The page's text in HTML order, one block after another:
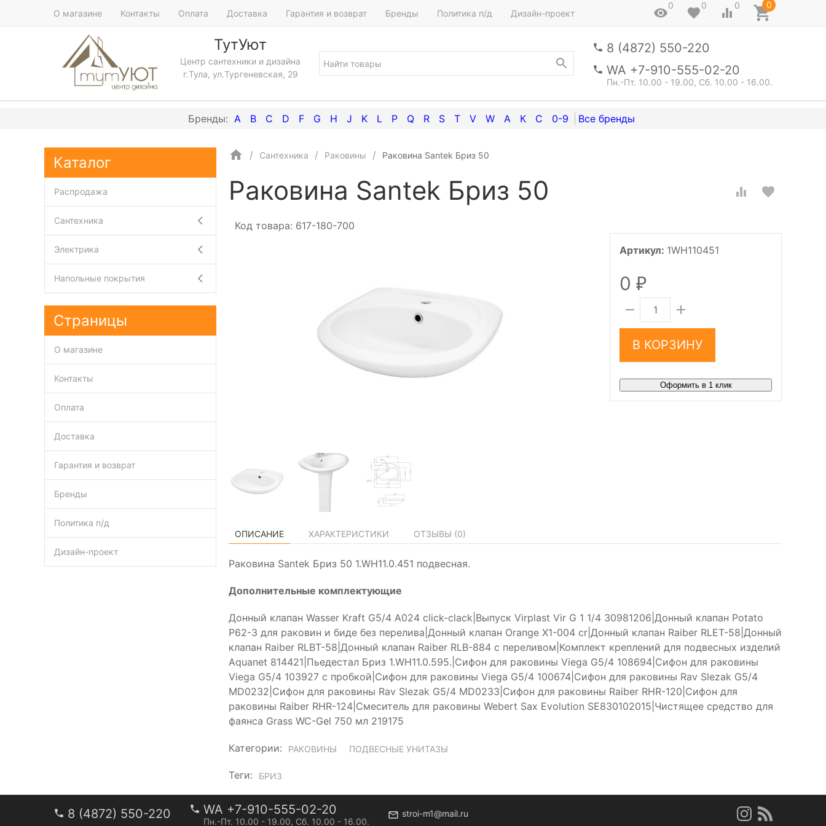
О магазине Контакты Оплата Доставка Гарантия и возврат Бренды Политика п/д Дизайн-проект
0 0 0 0
ТутУют
Центр сантехники и дизайна
г.Тула, ул.Тургеневская, 29
8 (4872) 550-220
WA +7-910-555-02-20
Пн.-Пт. 10.00 - 19.00, Сб. 10.00 - 16.00.
A B C D F G H J K L P Q R S T V W А К С 0-9
Сантехника Раковины Раковина Santek Бриз 50
Раковина Santek Бриз 50
Код товара: 617-180-700
Артикул: 1WH110451
0 ₽
В КОРЗИНУ
Оформить в 1 клик
ОПИСАНИЕ ХАРАКТЕРИСТИКИ ОТЗЫВЫ (0)
Раковина Santek Бриз 50 1.WH11.0.451 подвесная.
Дополнительные комплектующие
Донный клапан Wasser Kraft G5/4 A024 click-clack|Выпуск Virplast Vir G 1 1/4 30981206|Донный клапан Potato
P62-3 для раковин и биде без перелива|Донный клапан Orange X1-004 cr|Донный клапан Raiber RLET-58|Донный
клапан Raiber RLBT-58|Донный клапан Raiber RLB-884 с переливом|Комплект креплений для подвесных изделий
Aquanet 814421|Пьедестал Бриз 1.WH11.0.595.|Сифон для раковины Viega G5/4 108694|Сифон для раковины
Viega G5/4 103927 с пробкой|Сифон для раковины Viega G5/4 100674|Сифон для раковины Rav Slezak G5/4
MD0232|Сифон для раковины Rav Slezak G5/4 MD0233|Сифон для раковины Raiber RHR-120|Сифон для
раковины Raiber RHR-124|Смеситель для раковины Webert Sax Evolution SE830102015|Чистящее средство для
фаянса Grass WC-Gel 750 мл 219175
Категории: РАКОВИНЫ ПОДВЕСНЫЕ УНИТАЗЫ
Теги: БРИЗ
Каталог
Распродажа
Сантехника
Электрика
Напольные покрытия
Страницы
О магазине
Контакты
Оплата
Доставка
Гарантия и возврат
Бренды
Политика п/д
Дизайн-проект
8 (4872) 550-220 WA +7-910-555-02-20
Пн.-Пт. 10.00 - 19.00, Сб. 10.00 - 16.00.
stroi-m1@mail.ru